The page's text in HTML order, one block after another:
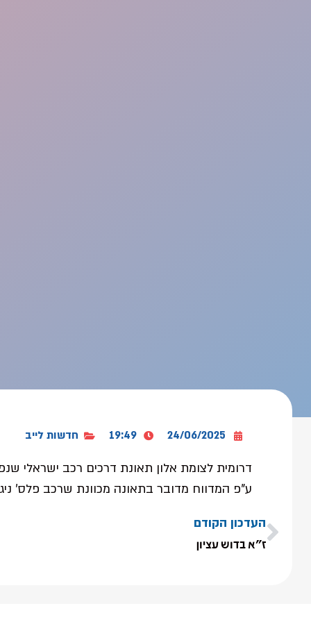
24/06/2025
19:49 חדשות לייב
דרומית לצומת אלון תאונת דרכים רכב ישראלי
ע"פ המדווח מדובר בתאונה מכוונת שרכב פלס'
העדכון הקודם
ז"א בדוש עציון